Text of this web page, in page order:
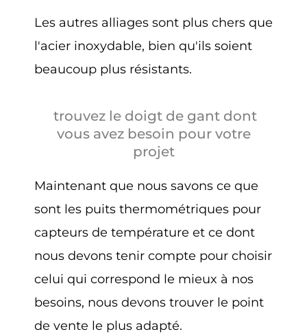
Les autres alliages sont plus chers que
l'acier inoxydable, bien qu'ils soient
beaucoup plus résistants.
trouvez le doigt de gant dont
vous avez besoin pour votre
projet
Maintenant que nous savons ce que
sont les puits thermométriques pour
capteurs de température et ce dont
nous devons tenir compte pour choisir
celui qui correspond le mieux à nos
besoins, nous devons trouver le point
de vente le plus adapté.